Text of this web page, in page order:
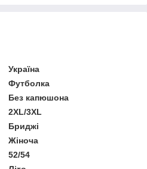
Україна
Футболка
Без капюшона
2XL/3XL
Бриджі
Жіноча
52/54